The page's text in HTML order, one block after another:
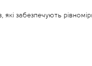
забезпечують